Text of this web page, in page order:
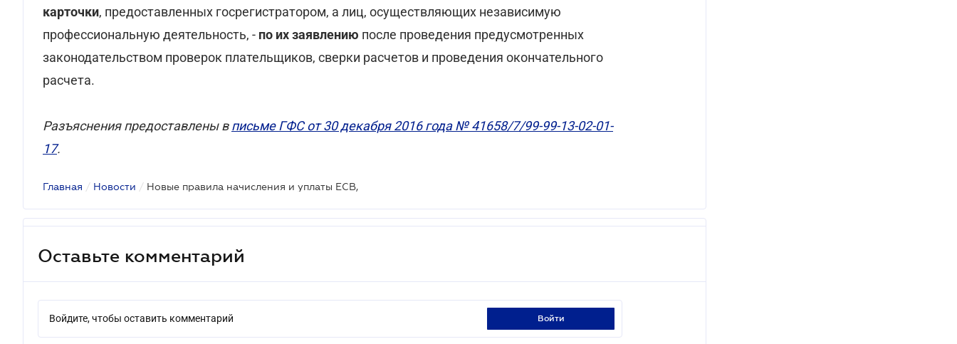
карточки, предоставленных госрегистратором, а лиц, осуществляющих независимую
профессиональную деятельность, - по их заявлению после проведения предусмотренных
законодательством проверок плательщиков, сверки расчетов и проведения окончательного
расчета.
Разъяснения предоставлены вписьме ГФС от 30 декабря 2016 года № 41658/7/99-99-13-02-01-
17.
Главная / Новости / Новые правила начисления и уплаты ЕСВ,
Оставьте комментарий
Войдите, чтобы оставить комментарий войти